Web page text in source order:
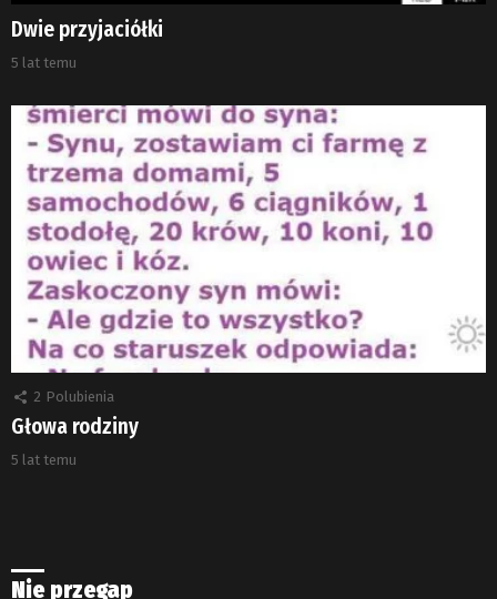
Dwie przyjaciółki
5 lat temu
2 Polubienia
Głowa rodziny
5 lat temu
Nie przegap